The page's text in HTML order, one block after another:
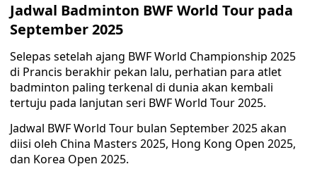
Jadwal Badminton BWF World Tour pada
September 2025
Selepas setelah ajang BWF World Championship 2025
di Prancis berakhir pekan lalu, perhatian para atlet
badminton paling terkenal di dunia akan kembali
tertuju pada lanjutan seri BWF World Tour 2025.
Jadwal BWF World Tour bulan September 2025 akan
diisi oleh China Masters 2025, Hong Kong Open 2025,
dan Korea Open 2025.